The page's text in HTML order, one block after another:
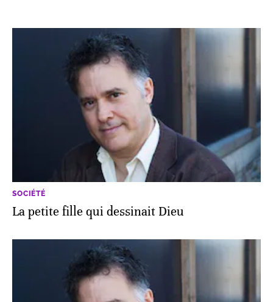
SOCIÉTÉ
La petite fille qui dessinait Dieu